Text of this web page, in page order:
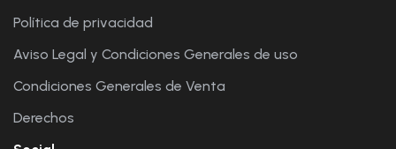
Política de privacidad
Aviso Legal y Condiciones Generales de uso
Condiciones Generales de Venta
Derechos